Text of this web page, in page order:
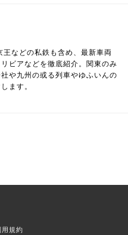
などの私鉄も含め、最新車両
ビアなどを徹底紹介。関東のみ
や九州の或る列車やゆふいんの
ます。
用規約